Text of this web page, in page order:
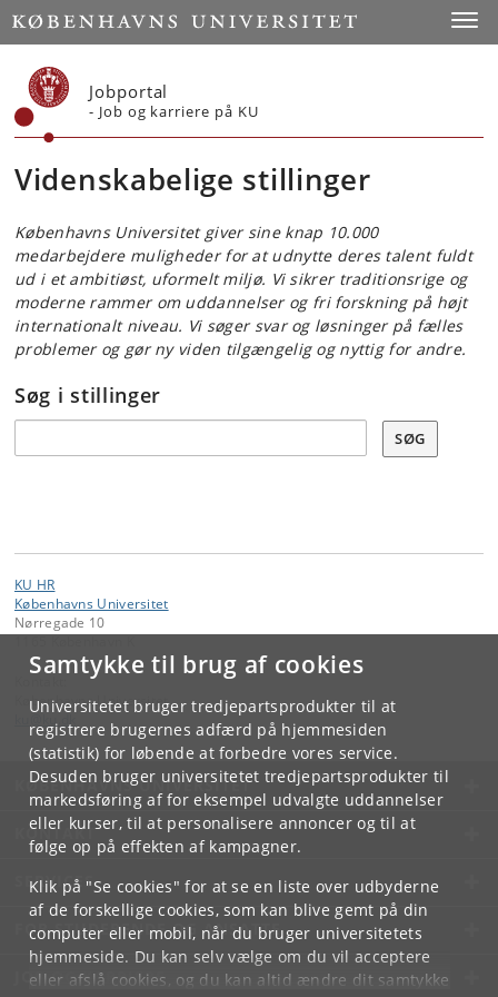
Samtykke til brug af cookies
Universitetet bruger tredjepartsprodukter til at
registrere brugernes adfærd på hjemmesiden
(statistik) for løbende at forbedre vores service.
Desuden bruger universitetet tredjepartsprodukter til
markedsføring af for eksempel udvalgte uddannelser
eller kurser, til at personalisere annoncer og til at
følge op på effekten af kampagner.
Klik på "Se cookies" for at se en liste over udbyderne
af de forskellige cookies, som kan blive gemt på din
computer eller mobil, når du bruger universitetets
hjemmeside. Du kan selv vælge om du vil acceptere
eller afslå cookies, og du kan altid ændre dit samtykke
Start
Jobportal
- Job og karriere på KU
Videnskabelige stillinger
Københavns Universitet giver sine knap 10.000
medarbejdere muligheder for at udnytte deres talent fuldt
ud i et ambitiøst, uformelt miljø. Vi sikrer traditionsrige og
moderne rammer om uddannelser og fri forskning på højt
internationalt niveau. Vi søger svar og løsninger på fælles
problemer og gør ny viden tilgængelig og nyttig for andre.
Søg i stillinger
SØG
KU HR
Københavns Universitet
Nørregade 10
Københavns Universitet
KØBENHAVNS UNIVERSITET
KONTAKT
SERVICES
FOR STUDERENDE OG ANSATTE
JOB OG KARRIERE